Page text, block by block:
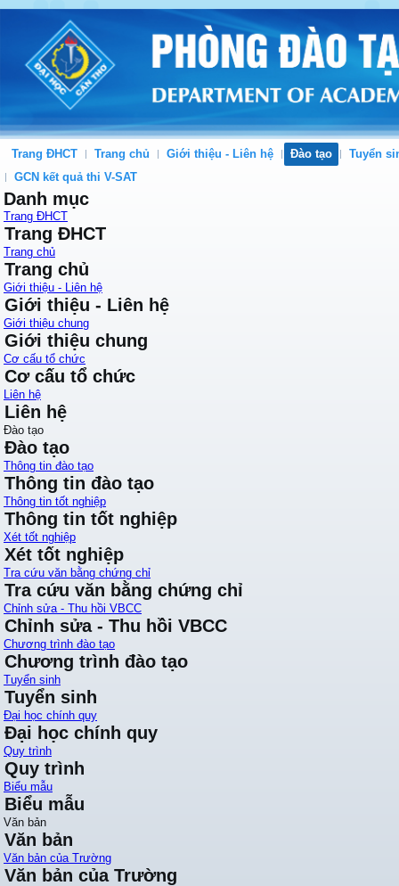
Trang ĐHCT Trang chủ Giới thiệu - Liên hệ Đào tạo
Tuyển
GCN kết quả thi V-SAT
Danh mục
Trang ĐHCT
Trang ĐHCT
Trang chủ
Trang chủ
Giới thiệu - Liên hệ
Giới thiệu - Liên hệ
Giới thiệu chung
Giới thiệu chung
Cơ cấu tổ chức
Cơ cấu tổ chức
Liên hệ
Liên hệ
Đào tạo
Đào tạo
Thông tin đào tạo
Thông tin đào tạo
Thông tin tốt nghiệp
Thông tin tốt nghiệp
Xét tốt nghiệp
Xét tốt nghiệp
Tra cứu văn bằng chứng chỉ
Tra cứu văn bằng chứng chỉ
Chỉnh sửa - Thu hồi VBCC
Chỉnh sửa - Thu hồi VBCC
Chương trình đào tạo
Chương trình đào tạo
Tuyển sinh
Tuyển sinh
Đại học chính quy
Đại học chính quy
Quy trình
Quy trình
Biểu mẫu
Biểu mẫu
Văn bản
Văn bản
Văn bản của Trường
Văn bản của Trường